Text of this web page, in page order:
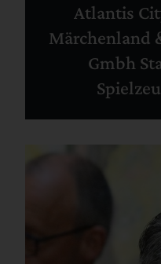
Atlantis
Märchenland
Gmbh